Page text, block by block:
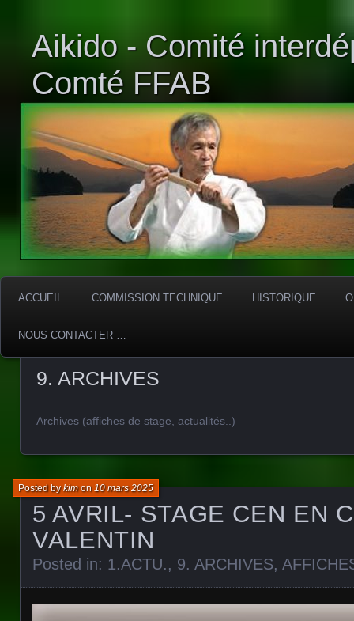
Aikido - Comité
Comté FFAB
ACCUEIL COMMISSION TECHNIQUE HISTORIQUE
NOUS CONTACTER …
9. ARCHIVES
Archives (affiches de stage, actualités..)
5 AVRIL- STAGE CEN EN
VALENTIN
Posted bykimon10 mars 2025
Posted in: 1.ACTU., 9. ARCHIVES,